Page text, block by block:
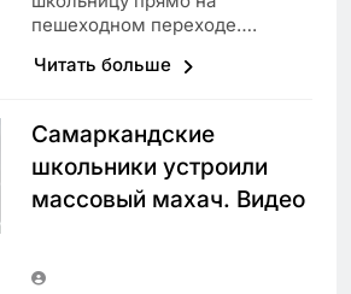
пешеходном переходе….
Читать больше
Самаркандские
школьники устроили
массовый махач. Видео